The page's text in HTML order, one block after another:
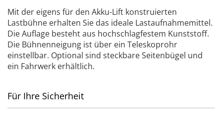
Mit der eigens für den Akku-Lift konstruierten
Lastbühne erhalten Sie das ideale Lastaufnahmemittel.
Die Auflage besteht aus hochschlagfestem Kunststoff.
Die Bühnenneigung ist über ein Teleskoprohr
einstellbar. Optional sind steckbare Seitenbügel und
ein Fahrwerk erhältlich.
Für Ihre Sicherheit